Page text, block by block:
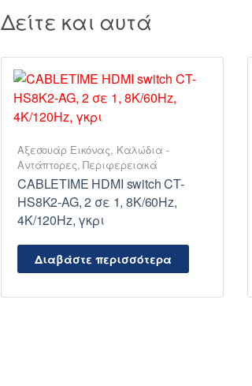
Δείτε και αυτά
Αξεσουάρ Εικόνας, Καλώδια -
Αντάπτορες,Περιφερειακά
CABLETIME HDMI switch CT-
HS8K2-AG, 2 σε 1, 8K/60Hz,
4K/120Hz, γκρι
Διαβάστε περισσότερα